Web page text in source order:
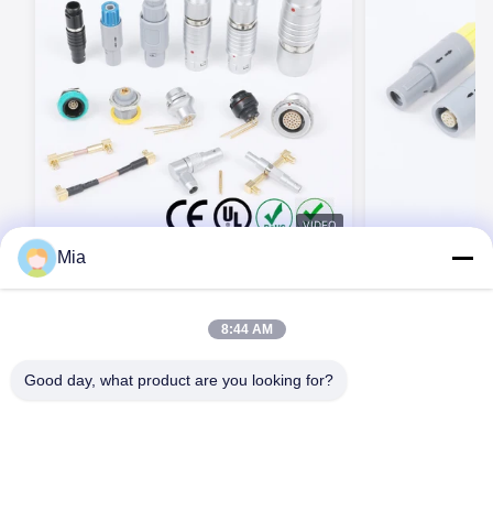
VIDEO
BEXKOM P 시리즈 2-32핀 플라스틱 쉘 생
체 적합성 비용 빠른 배송 의료 커넥터
지금 연락하세요
32 핀 크기 0 1
Mia
8:44 AM
Good day, what product are you looking for?